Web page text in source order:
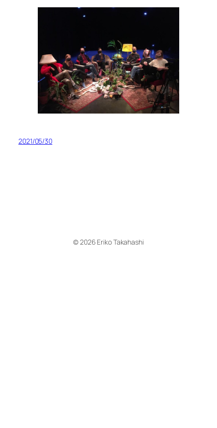
2021/05/30
© 2026 Eriko Takahashi